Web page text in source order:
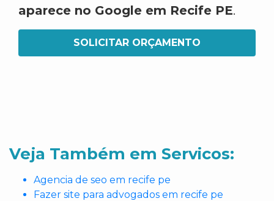
aparece no Google em Recife PE.
SOLICITAR ORÇAMENTO
Veja Também em Servicos:
Agencia de seo em recife pe
Fazer site para advogados em recife pe